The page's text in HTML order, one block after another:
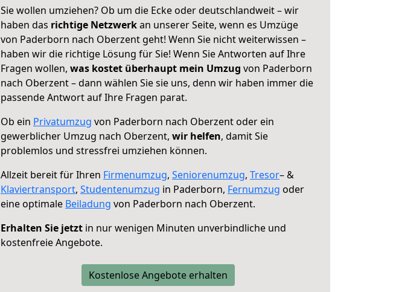
Sie wollen umziehen? Ob um die Ecke oder deutschlandweit – wir
haben das richtige Netzwerkan unserer Seite, wenn es Umzüge
von Paderborn nach Oberzent geht! Wenn Sie nicht weiterwissen –
haben wir die richtige Lösung für Sie! Wenn Sie Antworten auf Ihre
Fragen wollen, was kostet überhaupt mein Umzug von Paderborn
nach Oberzent – dann wählen Sie sie uns, denn wir haben immer die
passende Antwort auf Ihre Fragen parat.
Ob ein Privatumzug von Paderborn nach Oberzent oder ein
gewerblicher Umzug nach Oberzent, wir helfen, damit Sie
problemlos und stressfrei umziehen können.
Allzeit bereit für Ihren Firmenumzug, Seniorenumzug, Tresor– &
Klaviertransport, Studentenumzug in Paderborn, Fernumzug oder
eine optimale Beiladung von Paderborn nach Oberzent.
Erhalten Sie jetzt in nur wenigen Minuten unverbindliche und
kostenfreie Angebote.
Kostenlose Angebote erhalten